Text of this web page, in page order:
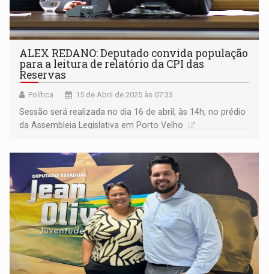
ALEX REDANO: Deputado convida população
para a leitura de relatório da CPI das
Reservas
Política 15 de Abril de 2025 às 07:33
Sessão será realizada no dia 16 de abril, às 14h, no prédio
da Assembleia Legislativa em Porto Velho